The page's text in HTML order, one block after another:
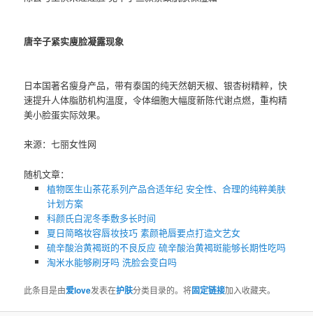
唐辛子紧实廋脸凝露现象
日本国著名瘦身产品，带有泰国的纯天然朝天椒、银杏树精粹，快
速提升人体脂肪机构溫度，令体细胞大幅度新陈代谢点燃，重构精
美小脸蛋实际效果。
来源：七丽女性网
随机文章：
植物医生山茶花系列产品合适年纪 安全性、合理的纯粹美肤
计划方案
科颜氏白泥冬季敷多长时间
夏日简略妆容唇妆技巧 素颜艳唇要点打造文艺女
硫辛酸治黄褐斑的不良反应 硫辛酸治黄褐斑能够长期性吃吗
淘米水能够刷牙吗 洗脸会变白吗
此条目是由爱love发表在护肤分类目录的。将固定链接加入收藏夹。